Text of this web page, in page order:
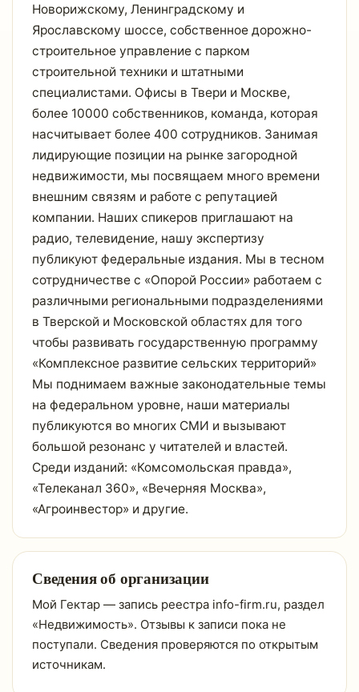
Новорижскому, Ленинградскому и
Ярославскому шоссе, собственное дорожно-
строительное управление с парком
строительной техники и штатными
специалистами. Офисы в Твери и Москве,
более 10000 собственников, команда, которая
насчитывает более 400 сотрудников. Занимая
лидирующие позиции на рынке загородной
недвижимости, мы посвящаем много времени
внешним связям и работе с репутацией
компании. Наших спикеров приглашают на
радио, телевидение, нашу экспертизу
публикуют федеральные издания. Мы в тесном
сотрудничестве с «Опорой России» работаем с
различными региональными подразделениями
в Тверской и Московской областях для того
чтобы развивать государственную программу
«Комплексное развитие сельских территорий»
Мы поднимаем важные законодательные темы
на федеральном уровне, наши материалы
публикуются во многих СМИ и вызывают
большой резонанс у читателей и властей.
Среди изданий: «Комсомольская правда»,
«Телеканал 360», «Вечерняя Москва»,
«Агроинвестор» и другие.
Сведения об организации
Мой Гектар — запись реестра info-firm.ru, раздел
«Недвижимость». Отзывы к записи пока не
поступали. Сведения проверяются по открытым
источникам.